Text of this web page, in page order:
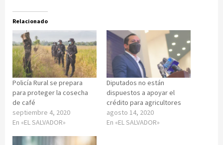
Relacionado
Policía Rural se prepara
para proteger la cosecha
de café
septiembre 4, 2020
En «EL SALVADOR»
Diputados no están
dispuestos a apoyar el
crédito para agricultores
agosto 14, 2020
En «EL SALVADOR»